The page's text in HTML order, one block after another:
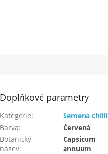
Doplňkové parametry
Kategorie:
Semena chilli
Barva:
Červená
Botanický
název:
Capsicum
annuum